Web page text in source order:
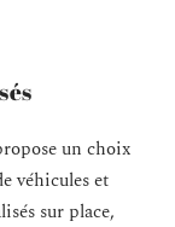
un choix
véhicules et
sur place,